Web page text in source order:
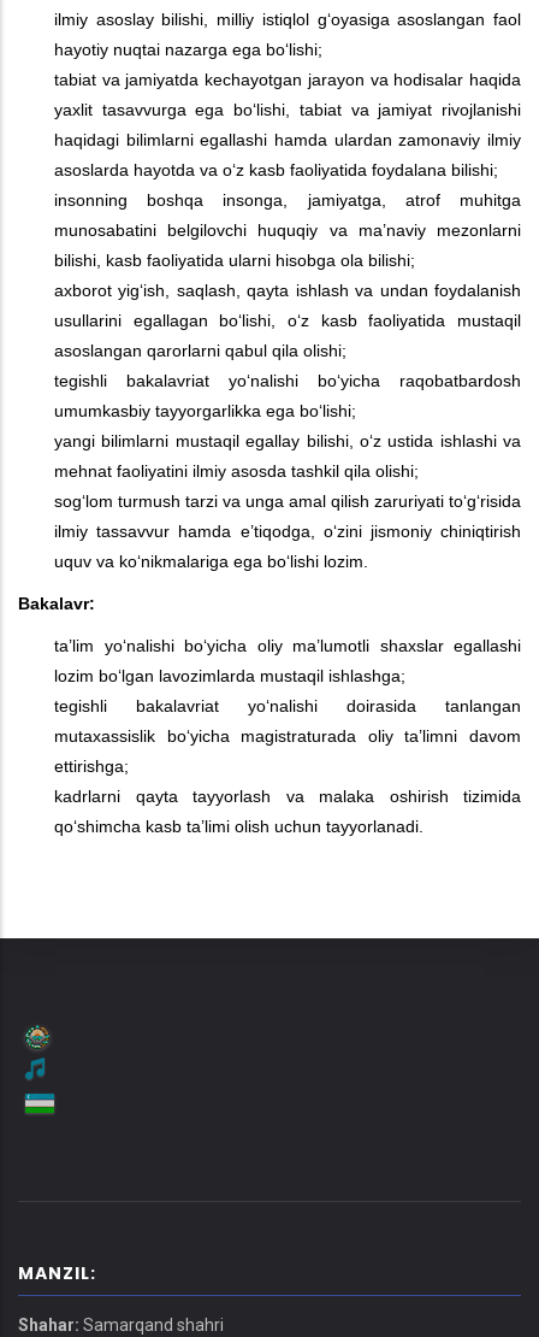
ilmiy asoslay bilishi, milliy istiqlol g‘oyasiga asoslangan faol
hayotiy nuqtai nazarga ega bo‘lishi;
tabiat va jamiyatda kechayotgan jarayon va hodisalar haqida
yaxlit tasavvurga ega bo‘lishi, tabiat va jamiyat rivojlanishi
haqidagi bilimlarni egallashi hamda ulardan zamonaviy ilmiy
asoslarda hayotda va o‘z kasb faoliyatida foydalana bilishi;
insonning boshqa insonga, jamiyatga, atrof muhitga
munosabatini belgilovchi huquqiy va ma’naviy mezonlarni
bilishi, kasb faoliyatida ularni hisobga ola bilishi;
axborot yig‘ish, saqlash, qayta ishlash va undan foydalanish
usullarini egallagan bo‘lishi, o‘z kasb faoliyatida mustaqil
asoslangan qarorlarni qabul qila olishi;
tegishli bakalavriat yo‘nalishi bo‘yicha raqobatbardosh
umumkasbiy tayyorgarlikka ega bo‘lishi;
yangi bilimlarni mustaqil egallay bilishi, o‘z ustida ishlashi va
mehnat faoliyatini ilmiy asosda tashkil qila olishi;
sog‘lom turmush tarzi va unga amal qilish zaruriyati to‘g‘risida
ilmiy tassavvur hamda e’tiqodga, o‘zini jismoniy chiniqtirish
uquv va ko‘nikmalariga ega bo‘lishi lozim.
Bakalavr:
ta’lim yo‘nalishi bo‘yicha oliy ma’lumotli shaxslar egallashi
lozim bo‘lgan lavozimlarda mustaqil ishlashga;
tegishli bakalavriat yo‘nalishi doirasida tanlangan
mutaxassislik bo‘yicha magistraturada oliy ta’limni davom
ettirishga;
kadrlarni qayta tayyorlash va malaka oshirish tizimida
qo‘shimcha kasb ta’limi olish uchun tayyorlanadi.
MANZIL:
Shahar: Samarqand shahri